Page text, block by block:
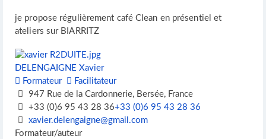
je propose régulièrement café Clean en présentiel et
ateliers sur BIARRITZ
DELENGAIGNE Xavier
Formateur
Facilitateur
947 Rue de la Cardonnerie, Bersée, France
+33 (0)6 95 43 28 36+33 (0)6 95 43 28 36
xavier.delengaigne@gmail.com
Formateur/auteur